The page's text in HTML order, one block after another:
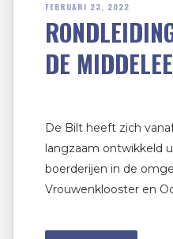
FEBRUARI 23, 2022
DE
De Bilt heeft zich
langzaam ontwikkeld
boerderijen in de
Vrouwenklooster en